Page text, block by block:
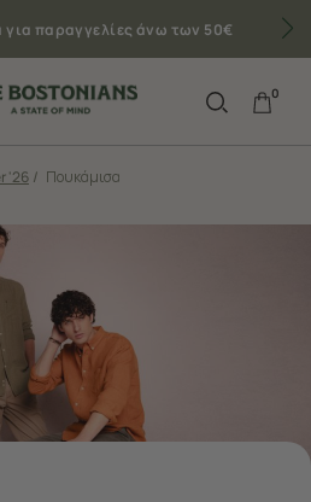
παραγγελίες άνω των 50€
0
'26 / Πουκάμισα